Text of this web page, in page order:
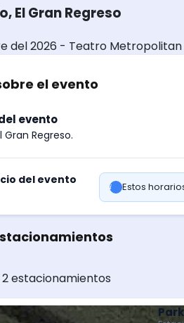
El Gran Regreso
del 2026 - Teatro Metropolitan
el evento
evento
Gran Regreso.
del evento
Estos
estacionamientos